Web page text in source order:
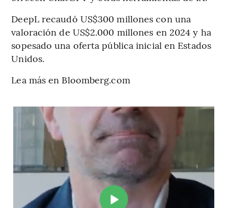
DeepL recaudó US$300 millones con una
valoración de US$2.000 millones en 2024 y ha
sopesado una oferta pública inicial en Estados
Unidos.
Lea más en Bloomberg.com